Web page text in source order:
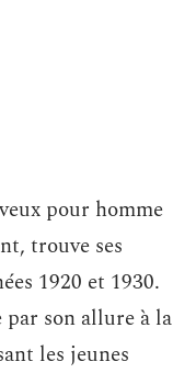
pour homme
trouve ses
1920 et 1930.
par son allure à la
les jeunes